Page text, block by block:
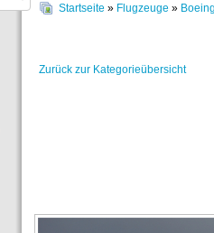
Startseite » Flugzeuge »
Zurück zur Kategorieübersicht